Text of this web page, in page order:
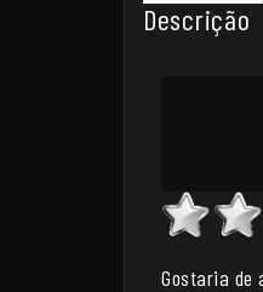
Descrição
Gostaria de